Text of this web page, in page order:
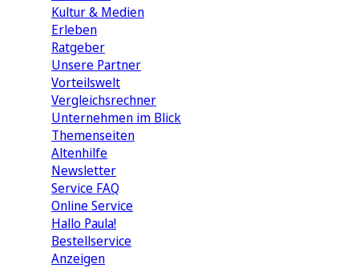
Kultur & Medien
Erleben
Ratgeber
Unsere Partner
Vorteilswelt
Vergleichsrechner
Unternehmen im Blick
Themenseiten
Altenhilfe
Newsletter
Service FAQ
Online Service
Hallo Paula!
Bestellservice
Anzeigen